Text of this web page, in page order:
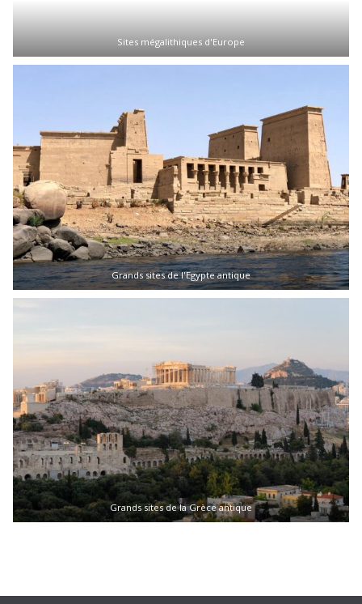
Sites mégalithiques d'Europe
Grands sites de l'Egypte antique
Grands sites de la Grèce antique